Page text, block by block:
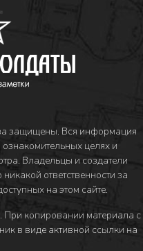
защищены. Вся информация
целях и
Владельцы и создатели
ответственности за
на этом сайте.
. При копировании материала с
в виде активной ссылки на